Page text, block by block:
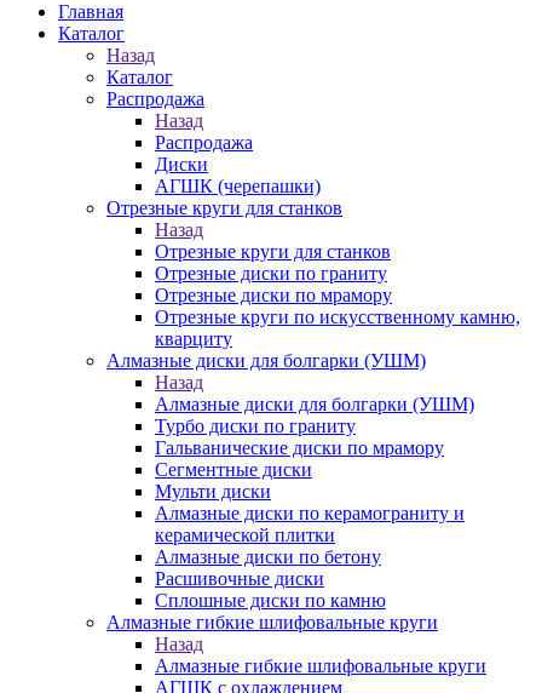
Главная
Каталог
Назад
Каталог
Распродажа
Назад
Распродажа
Диски
АГШК (черепашки)
Отрезные круги для станков
Назад
Отрезные круги для станков
Отрезные диски по граниту
Отрезные диски по мрамору
Отрезные круги по искусственному камню,
кварциту
Алмазные диски для болгарки (УШМ)
Назад
Алмазные диски для болгарки (УШМ)
Турбо диски по граниту
Гальванические диски по мрамору
Сегментные диски
Мульти диски
Алмазные диски по керамограниту и
керамической плитки
Алмазные диски по бетону
Расшивочные диски
Сплошные диски по камню
Алмазные гибкие шлифовальные круги
Назад
Алмазные гибкие шлифовальные круги
АГШК с охлаждением